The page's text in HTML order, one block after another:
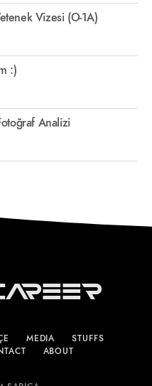
Vizesi (O-1A)
:)
Analizi
MEDIA
STUFFS
ABOUT